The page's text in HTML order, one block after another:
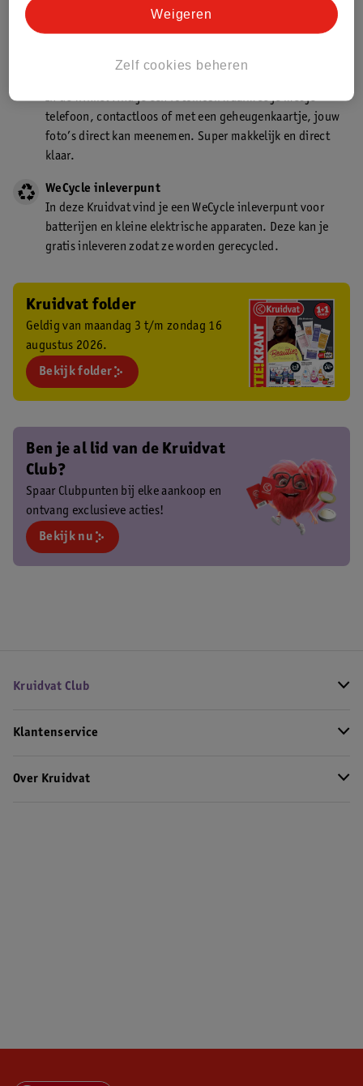
Kruidvat is een gecertificeerd drogist. Dit betekent dat je
In de winkel vind je een fotokiosk waarmee je met je
telefoon, contactloos of met een geheugenkaartje, jouw
foto’s direct kan meenemen. Super makkelijk en direct
klaar.
WeCycle inleverpunt
In deze Kruidvat vind je een WeCycle inleverpunt voor
batterijen en kleine elektrische apparaten. Deze kan je
gratis inleveren zodat ze worden gerecycled.
Kruidvat folder
Geldig van maandag 3 t/m zondag 16
augustus 2026.
Bekijk folder
Ben je al lid van de Kruidvat
Club?
Spaar Clubpunten bij elke aankoop en
ontvang exclusieve acties!
Bekijk nu
Kruidvat Club
Klantenservice
Over Kruidvat
Zelf cookies beheren
Weigeren